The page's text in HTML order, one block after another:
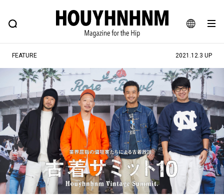
JA
EN
FEATURE BLOG SNAP
ヒップなファッション、カルチャー、ライフスタイルWEBマガジン
#注目のタグ
#SHOPPING ADDICT #憧れの逸品
#ESSENTIAL DESIGNS #古着サミット
#NEW VINTAGE #マイナーグッド図鑑
#路地裏てぃーん。 #MONTHLY JOURNAL
#GH 銘品の所以 #フイナムのYouTube
#Commune H #FOCUS IT #AH.H
FEATURE 2021.12.3 UP